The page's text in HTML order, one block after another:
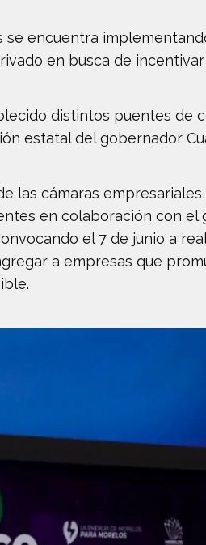
encuentra
en busca de
distintos puentes de
estatal del gobernador
las cámaras
en colaboración con
el 7 de junio a
a empresas que